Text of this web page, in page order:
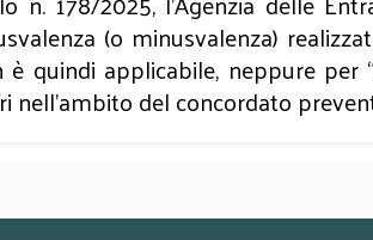
(o minusvalenza)
quindi applicabile, neppure per
nell’ambito del concordato